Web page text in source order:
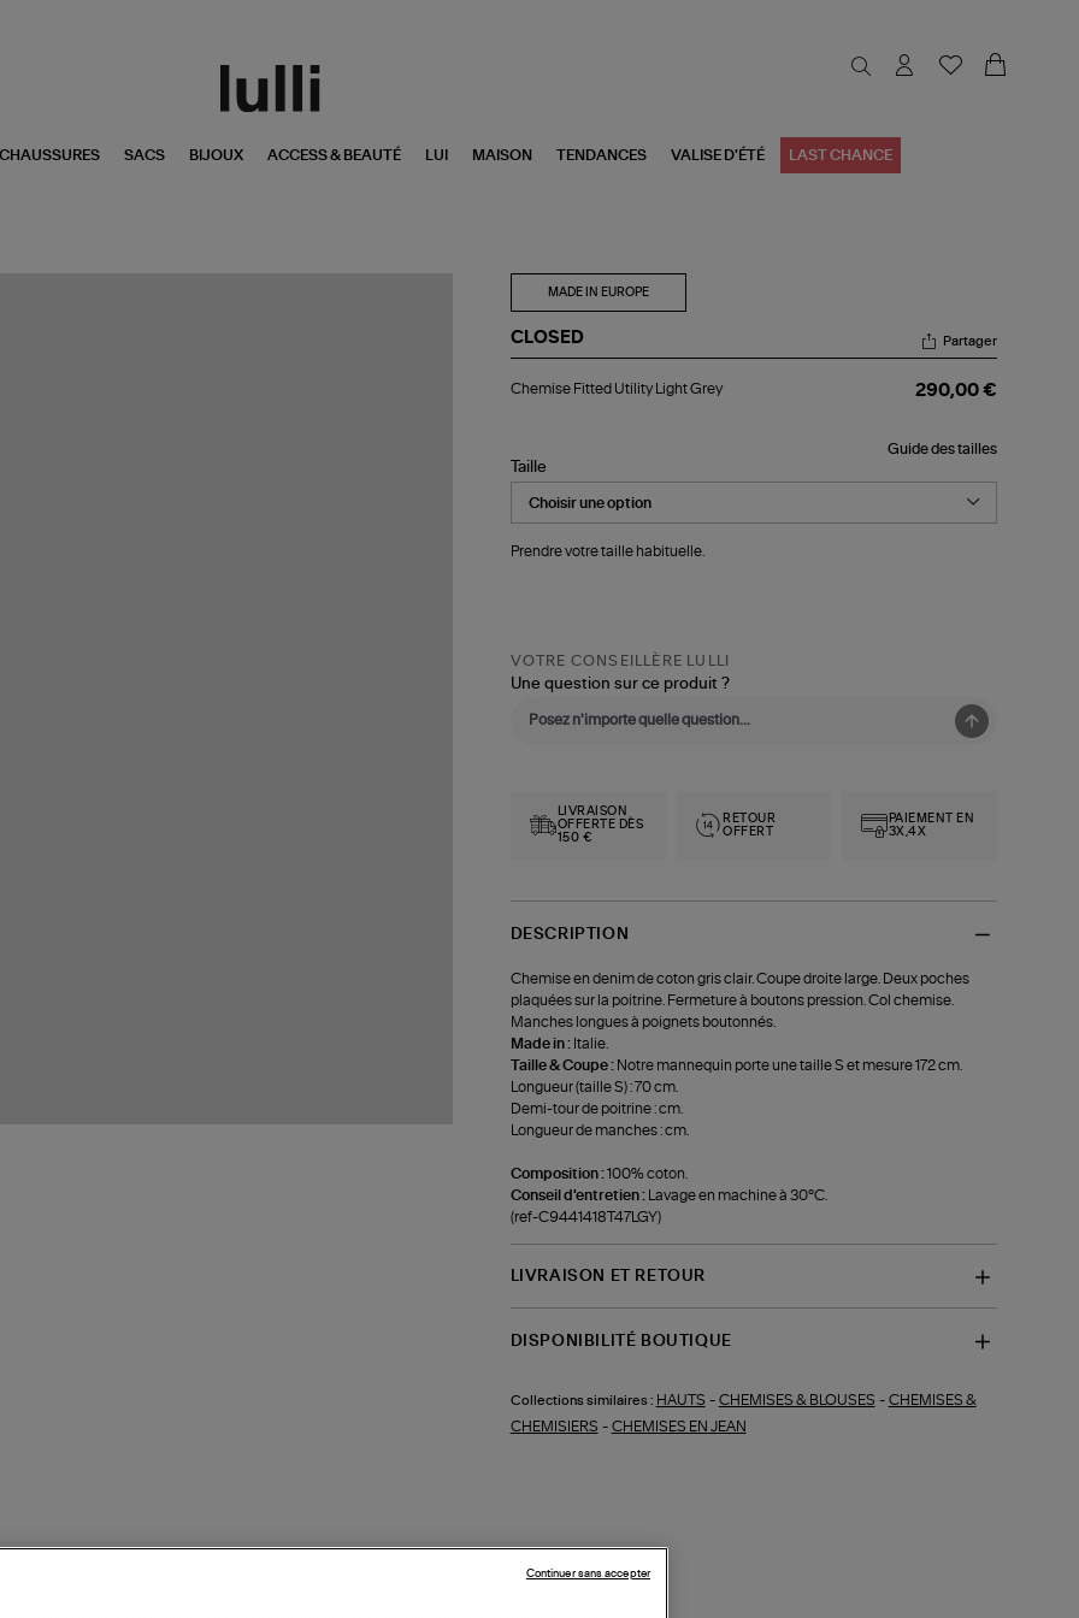
CHAUSSURES SACS BIJOUX ACCESS & BEAUTÉ LUI MAISON TENDANCES VALISE D'ÉTÉ LAST CHANCE
MADE IN EUROPE
CLOSED
Fitted
Partager
Chemise Fitted Utility Light Grey 290,00 €
Guide des tailles
Taille
Prendre votre taille habituelle.
VOTRE CONSEILLÈRE LULLI
Une question sur ce produit ?
LIVRAISON
OFFERTE DÈS
150 €
RETOUR
OFFERT
PAIEMENT EN
3X,4X
DESCRIPTION
Chemise en denim de coton gris clair. Coupe droite large. Deux poches
plaquées sur la poitrine. Fermeture à boutons pression. Col chemise.
Manches longues à poignets boutonnés.
Made in : Italie.
Taille & Coupe : Notre mannequin porte une taille S et mesure 172 cm.
Longueur (taille S) : 70 cm.
Demi-tour de poitrine : cm.
Longueur de manches : cm.
Composition :100% coton.
Conseil d'entretien :
Lavage en machine à 30°C.
(ref-C9441418T47LGY)
LIVRAISON ET RETOUR
DISPONIBILITÉ BOUTIQUE
Collections similaires : HAUTS - CHEMISES & BLOUSES - CHEMISES &
CHEMISIERS - CHEMISES EN JEAN
Continuer sans accepter